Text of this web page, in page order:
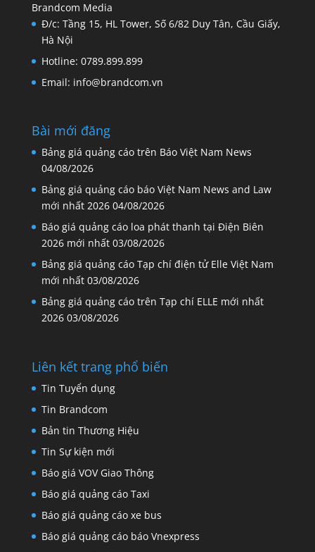
Brandcom Media
Đ/c: Tầng 15, HL Tower, Số 6/82 Duy Tân, Cầu Giấy,
Hà Nội
Hotline: 0789.899.899
Email: info@brandcom.vn
Bài mới đăng
Bảng giá quảng cáo trên Báo Việt Nam News
04/08/2026
Bảng giá quảng cáo báo Việt Nam News and Law
mới nhất 2026 04/08/2026
Báo giá quảng cáo loa phát thanh tại Điện Biên
2026 mới nhất 03/08/2026
Bảng giá quảng cáo Tạp chí điện tử Elle Việt Nam
mới nhất 03/08/2026
Bảng giá quảng cáo trên Tạp chí ELLE mới nhất
2026 03/08/2026
Liên kết trang phổ biến
Tin Tuyển dụng
Tin Brandcom
Bản tin Thương Hiệu
Tin Sự kiện mới
Báo giá VOV Giao Thông
Báo giá quảng cáo Taxi
Báo giá quảng cáo xe bus
Báo giá quảng cáo báo Vnexpress